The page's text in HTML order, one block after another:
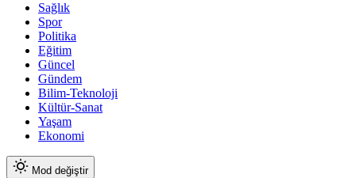
Sağlık
Spor
Politika
Eğitim
Güncel
Gündem
Bilim-Teknoloji
Kültür-Sanat
Yaşam
Ekonomi
Mod değiştir